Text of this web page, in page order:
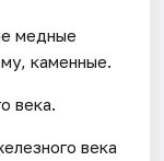
медные
каменные.
века.
века